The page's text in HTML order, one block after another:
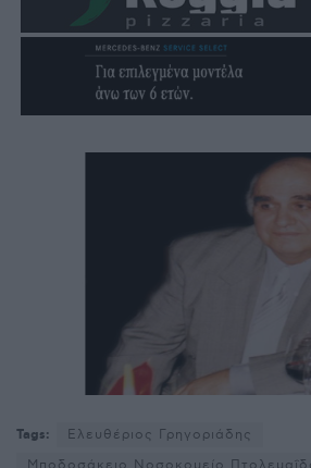
Tags:
Ελευθέριος Γρηγοριάδης